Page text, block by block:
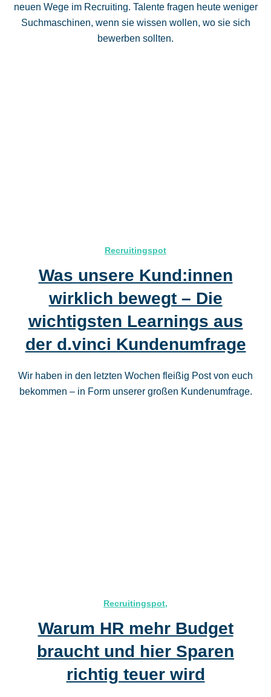
neuen Wege im Recruiting. Talente fragen heute weniger
Suchmaschinen, wenn sie wissen wollen, wo sie sich
bewerben sollten.
Recruitingspot
Was unsere Kund:innen
wirklich bewegt – Die
wichtigsten Learnings aus
der d.vinci Kundenumfrage
Wir haben in den letzten Wochen fleißig Post von euch
bekommen – in Form unserer großen Kundenumfrage.
Recruitingspot,
Warum HR mehr Budget
braucht und hier Sparen
richtig teuer wird